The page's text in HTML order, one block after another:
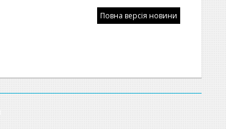
Повна версія новини